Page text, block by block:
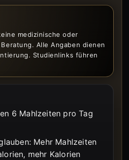
medizinische oder
Alle Angaben dienen
Studienlinks führen
6 Mahlzeiten pro Tag
Mehr Mahlzeiten
mehr Kalorien